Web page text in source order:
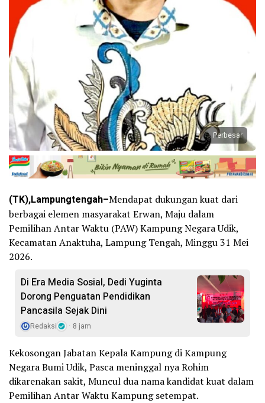
Perbesar
(TK),Lampungtengah–Mendapat dukungan kuat dari
berbagai elemen masyarakat Erwan, Maju dalam
Pemilihan Antar Waktu (PAW) Kampung Negara Udik,
Kecamatan Anaktuha, Lampung Tengah, Minggu 31 Mei
2026.
Di Era Media Sosial, Dedi Yuginta
Dorong Penguatan Pendidikan
Pancasila Sejak Dini
Redaksi 8 jam
Kekosongan Jabatan Kepala Kampung di Kampung
Negara Bumi Udik, Pasca meninggal nya Rohim
dikarenakan sakit, Muncul dua nama kandidat kuat dalam
Pemilihan Antar Waktu Kampung setempat.